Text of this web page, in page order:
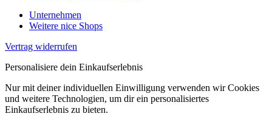
Unternehmen
Weitere nice Shops
Vertrag widerrufen
Personalisiere dein Einkaufserlebnis
Nur mit deiner individuellen Einwilligung verwenden wir Cookies
und weitere Technologien, um dir ein personalisiertes
Einkaufserlebnis zu bieten.